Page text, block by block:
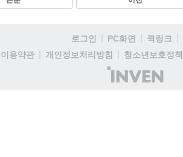
로그인 PC화면 퀵링크
이용약관
개인정보처리방침 청소년보호정책
(주)
인